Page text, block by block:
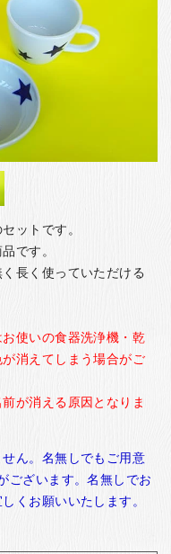
ットです。
です。
長く使っていただける
使いの食器洗浄機・乾
消えてしまう場合がご
が消える原因となりま
ん。名無しでもご用意
ございます。名無しでお
くお願いいたします。